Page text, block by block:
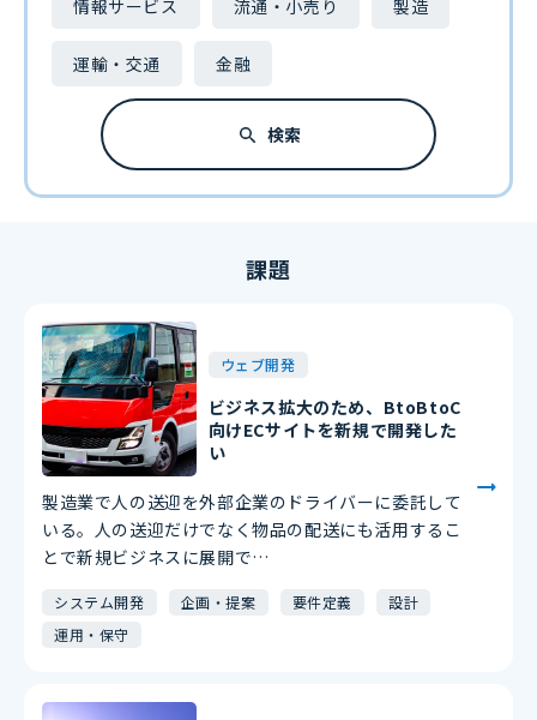
情報サービス 流通・小売り 製造
運輸・交通 金融
検索
課題
ウェブ開発
ビジネス拡大のため、BtoBtoC
向けECサイトを新規で開発した
い
製造業で人の送迎を外部企業のドライバーに委託して
いる。人の送迎だけでなく物品の配送にも活用するこ
とで新規ビジネスに展開で…
システム開発 企画・提案 要件定義
設計
運用・保守